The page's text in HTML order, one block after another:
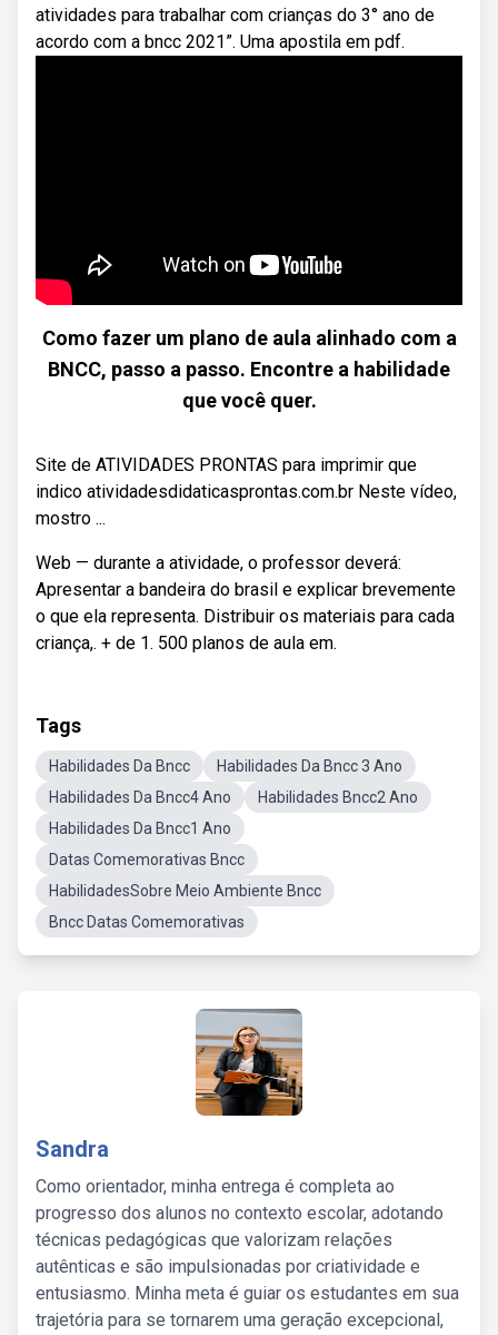
atividades para trabalhar com crianças do 3° ano de
acordo com a bncc 2021”. Uma apostila em pdf.
Como fazer um plano de aula alinhado com a
BNCC, passo a passo. Encontre a habilidade
que você quer.
Site de ATIVIDADES PRONTAS para imprimir que
indico atividadesdidaticasprontas.com.br Neste vídeo,
mostro ...
Web — durante a atividade, o professor deverá:
Apresentar a bandeira do brasil e explicar brevemente
o que ela representa. Distribuir os materiais para cada
criança,. + de 1. 500 planos de aula em.
Tags
Habilidades Da Bncc
Habilidades Da Bncc 3 Ano
Habilidades Da Bncc4 Ano
Habilidades Bncc2 Ano
Habilidades Da Bncc1 Ano
Datas Comemorativas Bncc
HabilidadesSobre Meio Ambiente Bncc
Bncc Datas Comemorativas
Sandra
Como orientador, minha entrega é completa ao
progresso dos alunos no contexto escolar, adotando
técnicas pedagógicas que valorizam relações
autênticas e são impulsionadas por criatividade e
entusiasmo. Minha meta é guiar os estudantes em sua
trajetória para se tornarem uma geração excepcional,